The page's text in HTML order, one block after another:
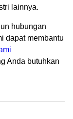
lainnya.
hubungan
dapat membantu
Anda butuhkan